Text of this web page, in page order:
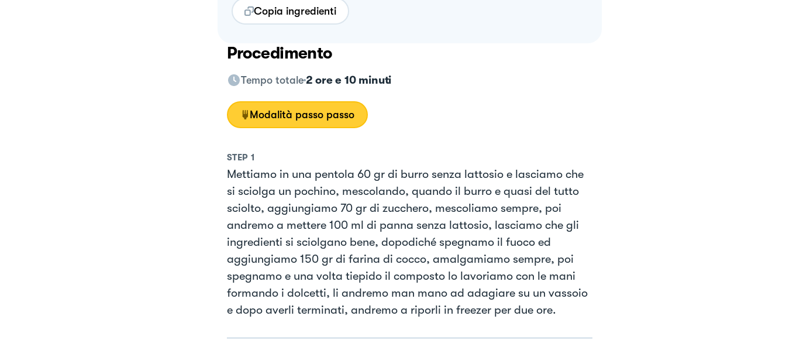
Copia ingredienti
Procedimento
Tempo totale 2 ore e 10 minuti
Modalità passo passo
STEP 1
Mettiamo in una pentola 60 gr di burro senza lattosio e lasciamo che
si sciolga un pochino, mescolando, quando il burro e quasi del tutto
sciolto, aggiungiamo 70 gr di zucchero, mescoliamo sempre, poi
andremo a mettere 100 ml di panna senza lattosio, lasciamo che gli
ingredienti si sciolgano bene, dopodiché spegnamo il fuoco ed
aggiungiamo 150 gr di farina di cocco, amalgamiamo sempre, poi
spegnamo e una volta tiepido il composto lo lavoriamo con le mani
formando i dolcetti, li andremo man mano ad adagiare su un vassoio
e dopo averli terminati, andremo a riporli in freezer per due ore.